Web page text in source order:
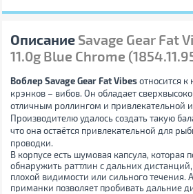
Описание Savage Gear Fat
11.0g Blue Chrome
Воблер Savage Gear Fat Vibesотносится к
крэнков – вибов. Он обладает
отличным роллингом и привлекательной
Производителю удалось создать такую
что она остаётся привлекательной для
проводки.
В корпусе есть шумовая капсула, которая
обнаружить раттлин с дальних
плохой видимости или сильного течения.
приманки позволяет пробивать дальние